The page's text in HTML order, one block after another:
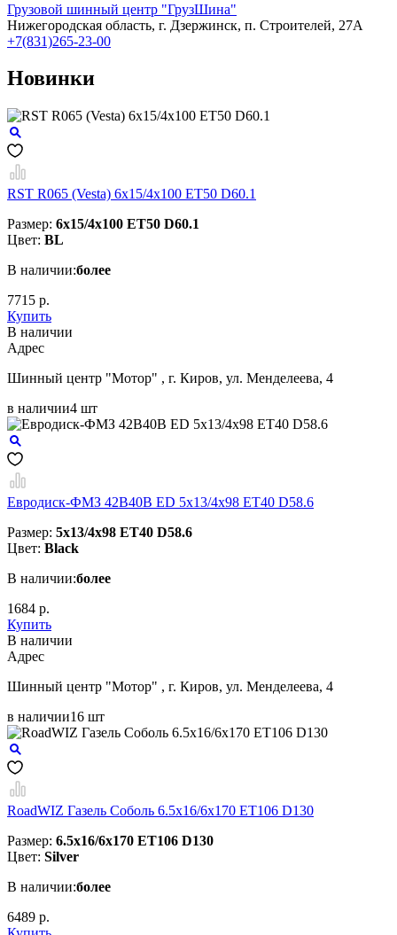
Грузовой шинный центр "ГрузШина"
Нижегородская область, г. Дзержинск, п. Строителей, 27А
+7(831)265-23-00
Новинки
RST R065 (Vesta) 6x15/4x100 ET50 D60.1
Размер: 6x15/4x100 ET50 D60.1
Цвет: BL
В наличии:более
7715 р.
Купить
В наличии
Aдрес
Шинный центр "Мотор" , г. Киров, ул. Менделеева, 4
в наличии4 шт
Евродиск-ФМЗ 42B40B ED 5x13/4x98 ЕТ40 D58.6
Размер: 5x13/4x98 ЕТ40 D58.6
Цвет: Black
В наличии:более
1684 р.
Купить
В наличии
Aдрес
Шинный центр "Мотор" , г. Киров, ул. Менделеева, 4
в наличии16 шт
RoadWIZ Газель Соболь 6.5x16/6x170 ET106 D130
Размер: 6.5x16/6x170 ET106 D130
Цвет: Silver
В наличии:более
6489 р.